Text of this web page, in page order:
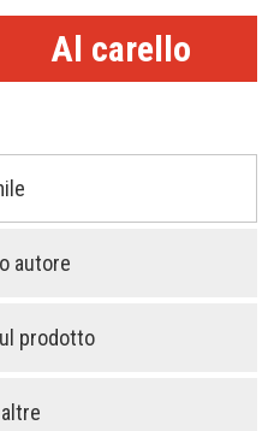
autore
prodotto